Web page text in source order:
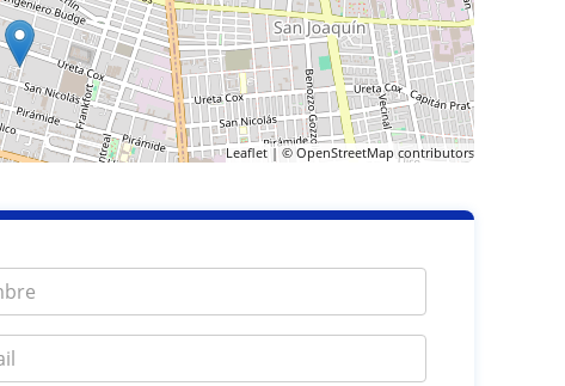
Leaflet| © OpenStreetMap contributors